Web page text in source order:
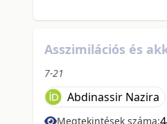
Asszimilációs és
7-21
Abdinassir Nazira
Megtekintések száma: